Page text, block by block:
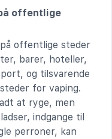
offentlige
offentlige steder
barer, hoteller,
og tilsvarende
for vaping.
at ryge, men
indgange til
perroner, kan